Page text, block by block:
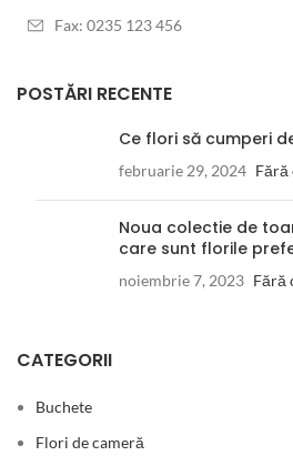
Fax: 0235 123 456
POSTĂRI RECENTE
Ce flori să cumperi
februarie 29, 2024 Fără
Noua colectie de
care sunt florile
noiembrie 7, 2023 Fără
CATEGORII
Buchete
Flori de cameră